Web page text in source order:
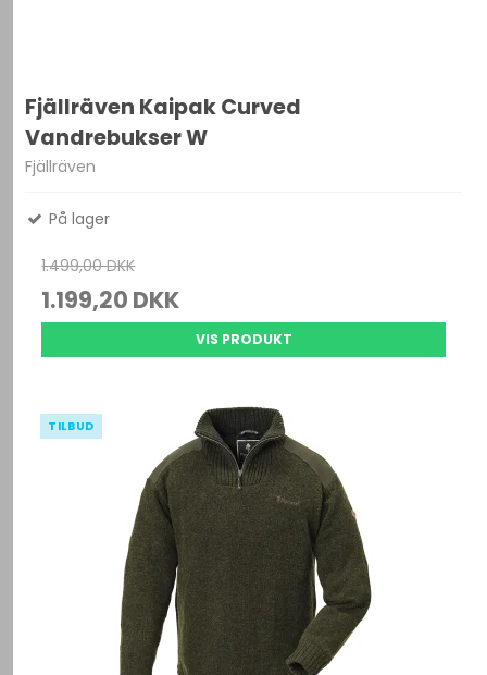
Fjällräven Kaipak Curved
Vandrebukser W
Fjällräven
På lager
1.499,00 DKK
1.199,20 DKK
VIS PRODUKT
TILBUD